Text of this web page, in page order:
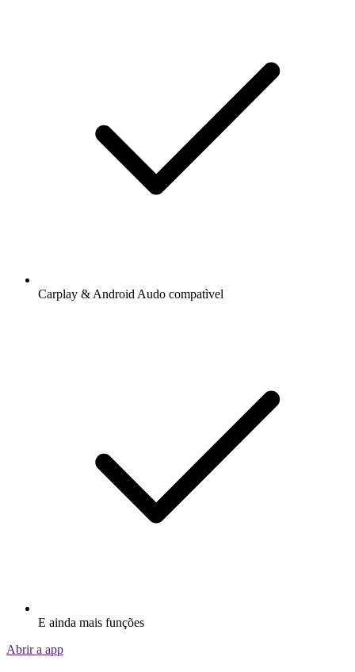
Carplay & Android Audo compatìvel
E ainda mais funções
Abrir a app